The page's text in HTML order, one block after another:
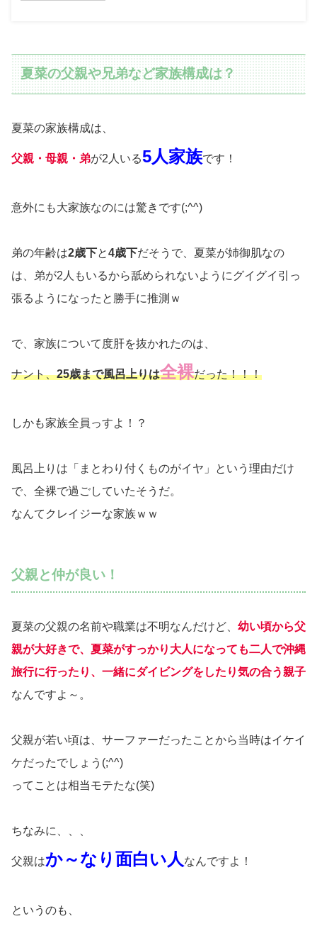
夏菜の父親や兄弟など家族構成は？
夏菜の家族構成は、
父親・母親・弟が2人いる5人家族です！
意外にも大家族なのには驚きです(;^^)
弟の年齢は2歳下と4歳下だそうで、夏菜が姉御肌なの
は、弟が2人もいるから舐められないようにグイグイ引っ
張るようになったと勝手に推測ｗ
で、家族について度肝を抜かれたのは、
ナント、25歳まで風呂上りは全裸だった！！！
しかも家族全員っすよ！？
風呂上りは「まとわり付くものがイヤ」という理由だけ
で、全裸で過ごしていたそうだ。
なんてクレイジーな家族ｗｗ
父親と仲が良い！
夏菜の父親の名前や職業は不明なんだけど、 幼い頃から父
親が大好きで、夏菜がすっかり大人になっても二人で沖縄
旅行に行ったり、一緒にダイビングをしたり気の合う親子
なんですよ～。
父親が若い頃は、サーファーだったことから当時はイケイ
ケだったでしょう(;^^)
ってことは相当モテたな(笑)
ちなみに、、、
父親はか～なり面白い人 なんですよ！
というのも、